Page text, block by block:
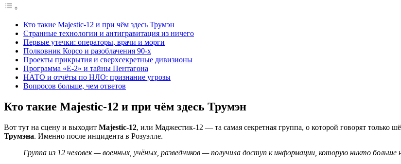
Кто такие Majestic-12 и при чём здесь Трумэн
Странные технологии и антигравитация из ничего
Первые утечки: операторы, врачи и морги
Полковник Корсо и разоблачения 90-х
Проекты прикрытия и сверхсекретные дивизионы
Программа «Е-2» и тайны Пентагона
НАТО и отчёты по НЛО: признание угрозы
Вопросов больше, чем ответов
Кто такие Majestic-12 и при чём здесь Трумэн
Вот тут на сцену и выходит Majestic-12, или Маджестик-12 — та самая секретная группа, о которой говорят только
Трумэна. Именно после инцидента в Розуэлле.
Группа из 12 человек — военных, учёных, разведчиков — получила доступ к информации, которую никто